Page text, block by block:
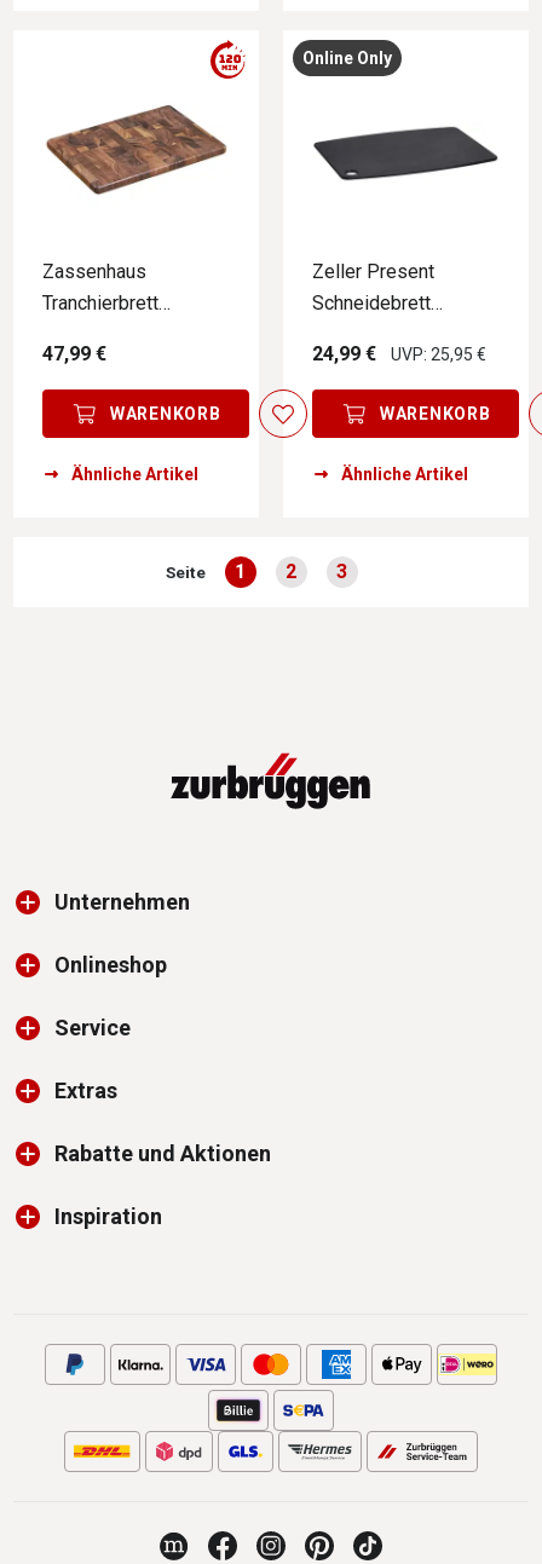
Zassenhaus
Tranchierbrett
47,99 €
WARENKORB
Ähnliche Artikel
Online Only
Zeller Present
Schneidebrett
24,99 €
UVP: 25,95 €
WARENKORB
Ähnliche Artikel
Seite
Seite
1
Seite
2
Seite
3
Unternehmen
Onlineshop
Service
Extras
Rabatte und Aktionen
Inspiration